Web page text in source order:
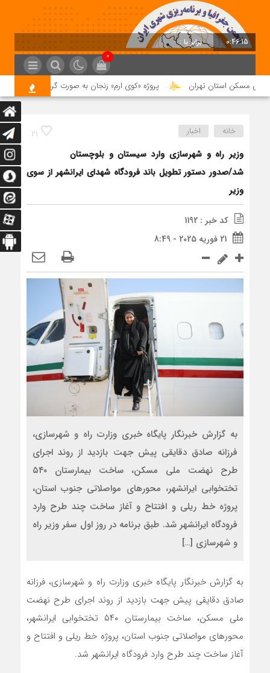
0:46:16 برابر با : Saturday - 8 August - 2026
0
مسکن استان تهران پروژه «کوی ارم» زنجان به صورت گروه ساخت اجرا
21 خانه اخبار
وزیر راه و شهرسازی وارد سیستان و بلوچستان
شد/صدور دستور تطویل باند فرودگاه شهدای ایرانشهر از سوی
وزیر
کد خبر : 1192
21 فوریه 2025 - 8:49
به گزارش خبرنگار پایگاه خبری وزارت راه و شهرسازی،
فرزانه صادق دقایقی پیش جهت بازدید از روند اجرای
طرح نهضت ملی مسکن، ساخت بیمارستان ۵۴۰
تختخوابی ایرانشهر، محورهای مواصلاتی جنوب استان،
پروژه خط ریلی و افتتاح و آغاز ساخت چند طرح وارد
فرودگاه ایرانشهر شد. طبق برنامه در روز اول سفر وزیر راه
و شهرسازی […]
به گزارش خبرنگار پایگاه خبری وزارت راه و شهرسازی، فرزانه
صادق دقایقی پیش جهت بازدید از روند اجرای طرح نهضت
ملی مسکن، ساخت بیمارستان ۵۴۰ تختخوابی ایرانشهر،
محورهای مواصلاتی جنوب استان، پروژه خط ریلی و افتتاح و
آغاز ساخت چند طرح وارد فرودگاه ایرانشهر شد.